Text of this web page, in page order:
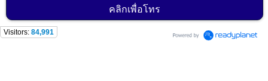
คลิกเพื่อโทร
Visitors: 84,991